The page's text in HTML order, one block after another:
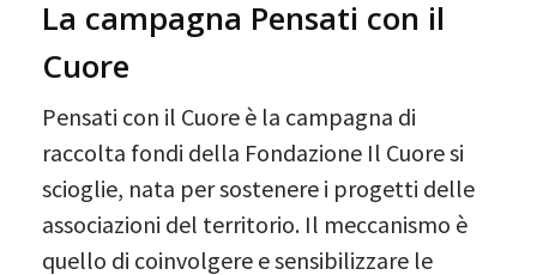
La campagna Pensati con il
Cuore
Pensati con il Cuore è la campagna di
raccolta fondi della Fondazione Il Cuore si
scioglie, nata per sostenere i progetti delle
associazioni del territorio. Il meccanismo è
quello di coinvolgere e sensibilizzare le